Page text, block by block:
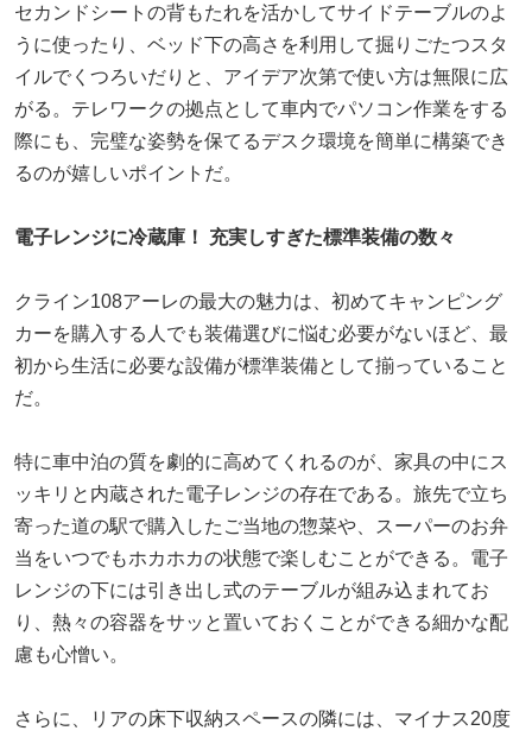
セカンドシートの背もたれを活かしてサイドテーブルのよ
うに使ったり、ベッド下の高さを利用して掘りごたつスタ
イルでくつろいだりと、アイデア次第で使い方は無限に広
がる。テレワークの拠点として車内でパソコン作業をする
際にも、完璧な姿勢を保てるデスク環境を簡単に構築でき
るのが嬉しいポイントだ。
電子レンジに冷蔵庫！ 充実しすぎた標準装備の数々
クライン108アーレの最大の魅力は、初めてキャンピング
カーを購入する人でも装備選びに悩む必要がないほど、最
初から生活に必要な設備が標準装備として揃っていること
だ。
特に車中泊の質を劇的に高めてくれるのが、家具の中にス
ッキリと内蔵された電子レンジの存在である。旅先で立ち
寄った道の駅で購入したご当地の惣菜や、スーパーのお弁
当をいつでもホカホカの状態で楽しむことができる。電子
レンジの下には引き出し式のテーブルが組み込まれてお
り、熱々の容器をサッと置いておくことができる細かな配
慮も心憎い。
さらに、リアの床下収納スペースの隣には、マイナス20度